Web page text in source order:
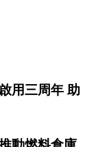
用三周年 助